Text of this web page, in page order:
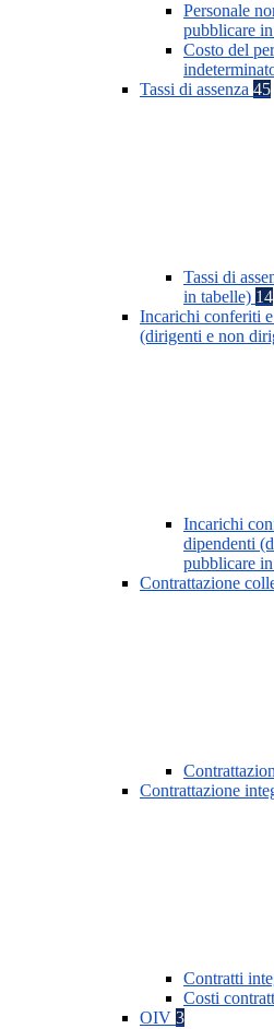
Personale
pubblicare
Costo del
Tassi di assenza 45
Tassi di
in tabelle) 14
Incarichi conferiti
(dirigenti e non
Incarichi
dipendenti
pubblicare
Contrattazione
Contrattazione
Contratti
Costi
OIV 3